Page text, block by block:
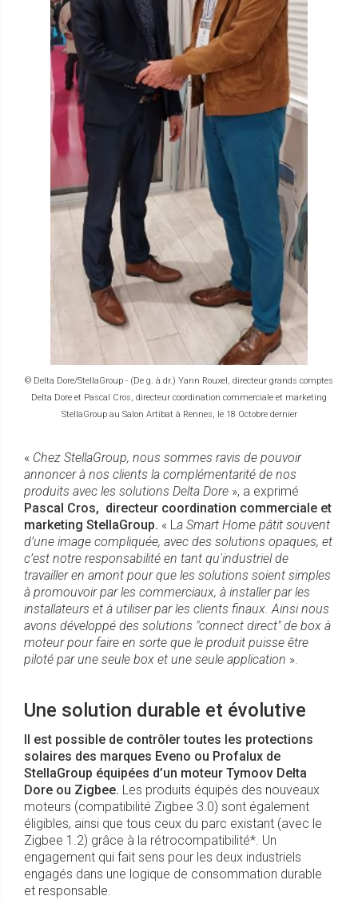
© Delta Dore/StellaGroup - (De g. à dr.) Yann Rouxel, directeur grands comptes
Delta Dore et Pascal Cros, directeur coordination commerciale et marketing
StellaGroup au Salon Artibat à Rennes, le 18 Octobre dernier
« Chez StellaGroup, nous sommes ravis de pouvoir
annoncer à nos clients la complémentarité de nos
produits avec les solutions Delta Dore », a exprimé
Pascal Cros, directeur coordination commerciale et
marketing StellaGroup. « La Smart Home pâtit souvent
d’une image compliquée, avec des solutions opaques, et
c’est notre responsabilité en tant qu'industriel de
travailler en amont pour que les solutions soient simples
à promouvoir par les commerciaux, à installer par les
installateurs et à utiliser par les clients finaux. Ainsi nous
avons développé des solutions "connect direct" de box à
moteur pour faire en sorte que le produit puisse être
piloté par une seule box et une seule application ».
Une solution durable et évolutive
Il est possible de contrôler toutes les protections
solaires des marques Eveno ou Profalux de
StellaGroup équipées d’un moteur Tymoov Delta
Dore ou Zigbee. Les produits équipés des nouveaux
moteurs (compatibilité Zigbee 3.0) sont également
éligibles, ainsi que tous ceux du parc existant (avec le
Zigbee 1.2) grâce à la rétrocompatibilité*. Un
engagement qui fait sens pour les deux industriels
engagés dans une logique de consommation durable
et responsable.